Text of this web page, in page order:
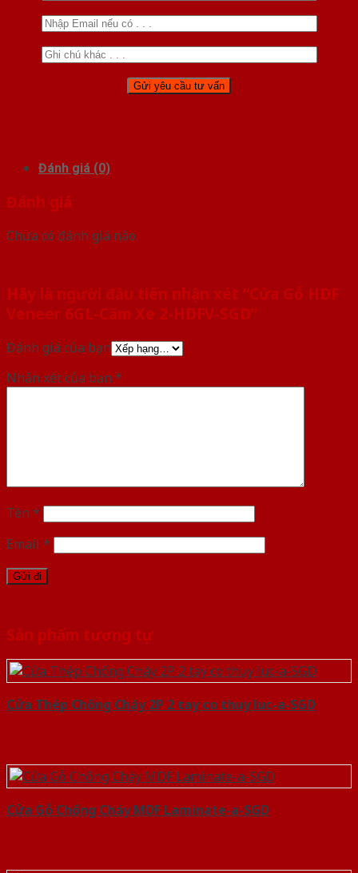
Đánh giá (0)
Đánh giá
Chưa có đánh giá nào.
Hãy là người đầu tiên nhận xét “Cửa Gỗ HDF
Veneer 6GL-Căm Xe 2-HDFV-SGD”
Đánh giá của bạn
Nhận xét của bạn *
Tên *
Email *
Sản phẩm tương tự
Cửa Thép Chống Cháy 2P 2 tay co thuy luc-a-SGD
Cửa Gỗ Chống Cháy MDF Laminate-a-SGD